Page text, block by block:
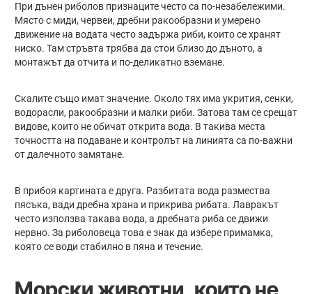
При дънен риболов признаците често са по-незабележими.
Място с миди, червеи, дребни ракообразни и умерено
движение на водата често задържа риби, които се хранят
ниско. Там стръвта трябва да стои близо до дъното, а
монтажът да отчита и по-деликатно вземане.
Скалите също имат значение. Около тях има укрития, сенки,
водорасли, ракообразни и малки риби. Затова там се срещат
видове, които не обичат открита вода. В такива места
точността на подаване и контролът на линията са по-важни
от далечното замятане.
В прибоя картината е друга. Разбитата вода размества
пясъка, вади дребна храна и прикрива рибата. Лавракът
често използва такава вода, а дребната риба се движи
нервно. За риболовеца това е знак да избере примамка,
която се води стабилно в пяна и течение.